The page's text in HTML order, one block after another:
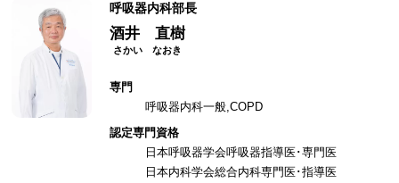
呼吸器内科部長
酒井 直樹
専門
呼吸器内科一般,COPD
認定専門資格
日本呼吸器学会呼吸器指導医･専門医
日本内科学会総合内科専門医･指導医